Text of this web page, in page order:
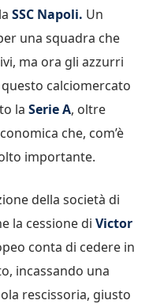
SSC Napoli. Un
una squadra che
ma ora gli azzurri
calciomercato
la Serie A, oltre
che, com’è
importante.
della società di
la cessione di Victor
conta di cedere in
incassando una
rescissoria, giusto